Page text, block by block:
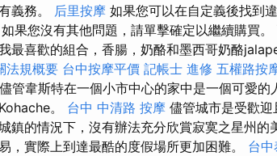
義務。 后里按摩 如果您可以在自定義後找到
如果您沒有其他問題，請單擊確定以繼續購買
最喜歡的組合，香腸，奶酪和墨西哥奶酪
法規概要 台中按摩平價 記帳士 進修 五權路按
儘管韋斯特在一個小市中心的家中是一個可愛的
。 台中 中清路 按摩 儘管城市是受歡
鎮的情況下，沒有辦法充分欣賞寂寞之星州
，實際上到達最酷的度假場所更加困難。 台